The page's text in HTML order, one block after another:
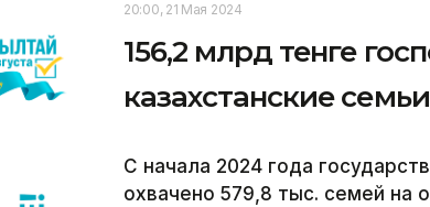
20:00, 21 Мая 2024
156,2 млрд тенге
казахстанские
С начала 2024 года
охвачено 579,8 тыс. семей на